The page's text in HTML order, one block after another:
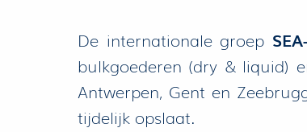
De internationale groep
bulkgoederen (dry & liquid)
Antwerpen, Gent en
tijdelijk opslaat.